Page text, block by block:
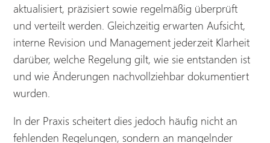
aktualisiert, präzisiert sowie regelmäßig überprüft
und verteilt werden. Gleichzeitig erwarten Aufsicht,
interne Revision und Management jederzeit Klarheit
darüber, welche Regelung gilt, wie sie entstanden ist
und wie Änderungen nachvollziehbar dokumentiert
wurden.
In der Praxis scheitert dies jedoch häufig nicht an
fehlenden Regelungen, sondern an mangelnder